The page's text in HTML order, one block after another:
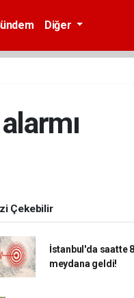
Diğer
Çekebilir
İstanbul'da saatte
meydana geldi!